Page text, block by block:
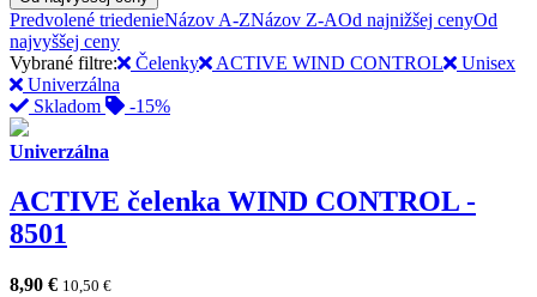
Predvolené triedenieNázov A-ZNázov Z-AOd najnižšej cenyOd
najvyššej ceny
Vybrané filtre:
Čelenky ACTIVE WIND CONTROL
Unisex
Univerzálna
Skladom
-15%
Univerzálna
ACTIVE čelenka WIND CONTROL -
8501
8,90 € 10,50 €